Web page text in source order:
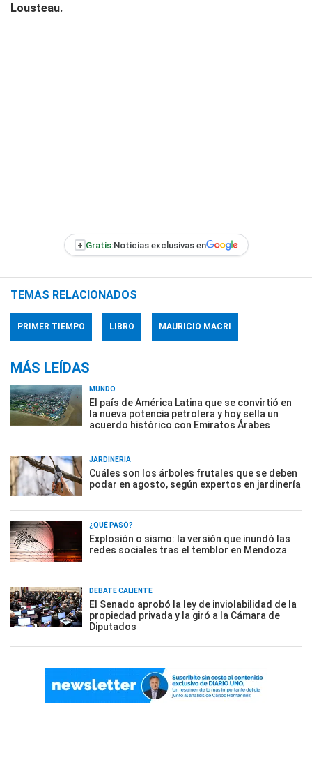
Lousteau.
+ Gratis:Noticias exclusivas en
TEMAS RELACIONADOS
PRIMER TIEMPO LIBRO MAURICIO MACRI
MÁS LEÍDAS
MUNDO
El país de América Latina que se convirtió en
la nueva potencia petrolera y hoy sella un
acuerdo histórico con Emiratos Árabes
JARDINERÍA
Cuáles son los árboles frutales que se deben
podar en agosto, según expertos en jardinería
¿QUÉ PASÓ?
Explosión o sismo: la versión que inundó las
redes sociales tras el temblor en Mendoza
DEBATE CALIENTE
El Senado aprobó la ley de inviolabilidad de la
propiedad privada y la giró a la Cámara de
Diputados